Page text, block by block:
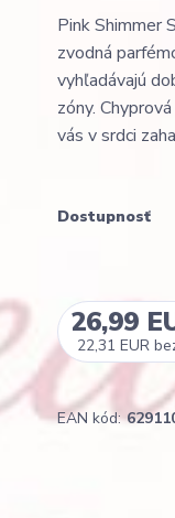
Pink Shimmer
zvodná
vyhľadávajú
zóny.
vás v srdci
Dostupnosť
26,99
22,31 EUR
EAN kód: